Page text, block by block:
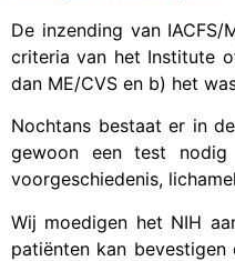
De inzending van
criteria van het Institute
dan ME/CVS en b) het
Nochtans bestaat er in
gewoon een test nodig
voorgeschiedenis,
Wij moedigen het NIH
patiënten kan